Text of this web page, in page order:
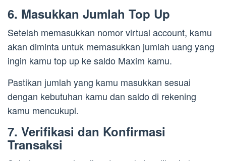
6. Masukkan Jumlah Top Up
Setelah memasukkan nomor virtual account, kamu
akan diminta untuk memasukkan jumlah uang yang
ingin kamu top up ke saldo Maxim kamu.
Pastikan jumlah yang kamu masukkan sesuai
dengan kebutuhan kamu dan saldo di rekening
kamu mencukupi.
7. Verifikasi dan Konfirmasi
Transaksi